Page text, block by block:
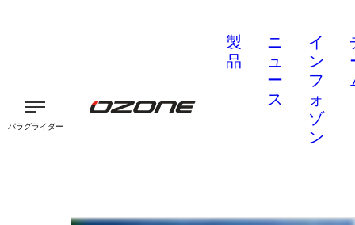
パラグライダー
製
品
ニ
ュ
ー
ス
イ
ン
フ
ォ
ゾ
ン